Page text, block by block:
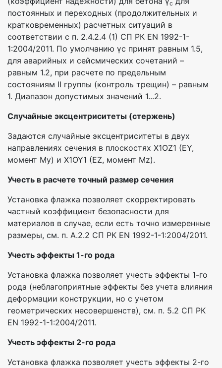
c
постоянных и переходных (продолжительных и
кратковременных) расчетных ситуаций в
соответствии с п. 2.4.2.4 (1) СП РК EN 1992-1-
1:2004/2011. По умолчанию γc принят равным 1.5,
для аварийных и сейсмических сочетаний –
равным 1.2, при расчете по предельным
состояниям II группы (контроль трещин) – равным
1. Диапазон допустимых значений 1...2.
Случайные эксцентриситеты (стержень)
Задаются случайные эксцентриситеты в двух
направлениях сечения в плоскостях X1OZ1 (EY,
момент My) и X1OY1 (EZ, момент Mz).
Учесть в расчете точный размер сечения
Установка флажка позволяет скорректировать
частный коэффициент безопасности для
материалов в случае, если есть точно измеренные
размеры, см. п. А.2.2 СП РК EN 1992-1-1:2004/2011.
Учесть эффекты 1-го рода
Установка флажка позволяет учесть эффекты 1-го
рода (неблагоприятные эффекты без учета влияния
деформации конструкции, но с учетом
геометрических несовершенств), см. п. 5.2 СП РК
EN 1992-1-1:2004/2011.
Учесть эффекты 2-го рода
Установка флажка позволяет учесть эффекты 2-го